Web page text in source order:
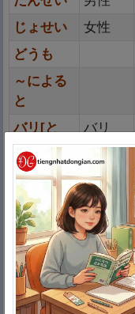
じょせい
女性
どうも
～による
と
バリ[と
う]
バリ
[島]
イラン
カリフォ
ルニア
グアム
こいびと
恋人